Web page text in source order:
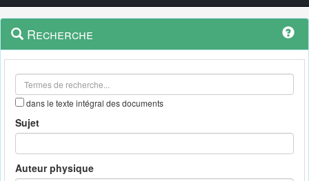
Navigation
outils
Menu
contextuel
Recherche
dans le texte intégral des documents
Sujet
Auteur physique